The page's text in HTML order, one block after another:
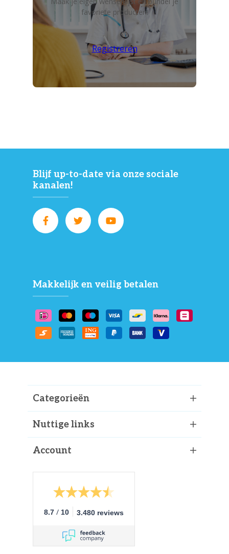
favoriete producten!
Registreren
Blijf up-to-date via onze sociale
kanalen!
Makkelijk en veilig betalen
Categorieën
Nuttige links
Account
8.7 / 10 3.480 reviews